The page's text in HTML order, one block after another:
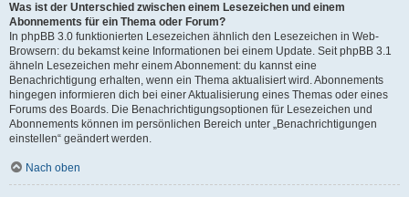
Was ist der Unterschied zwischen einem Lesezeichen und einem
Abonnements für ein Thema oder Forum?
In phpBB 3.0 funktionierten Lesezeichen ähnlich den Lesezeichen in Web-
Browsern: du bekamst keine Informationen bei einem Update. Seit phpBB 3.1
ähneln Lesezeichen mehr einem Abonnement: du kannst eine
Benachrichtigung erhalten, wenn ein Thema aktualisiert wird. Abonnements
hingegen informieren dich bei einer Aktualisierung eines Themas oder eines
Forums des Boards. Die Benachrichtigungsoptionen für Lesezeichen und
Abonnements können im persönlichen Bereich unter „Benachrichtigungen
einstellen“ geändert werden.
Nach oben